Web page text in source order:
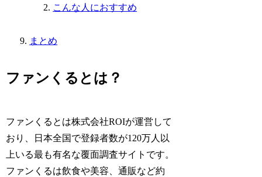
こんな人におすすめ
まとめ
ファンくるとは？
ファンくるとは株式会社ROIが運営して
おり、日本全国で登録者数が120万人以
上いる最も有名な覆面調査サイトです。
ファンくるは飲食や美容、通販など約